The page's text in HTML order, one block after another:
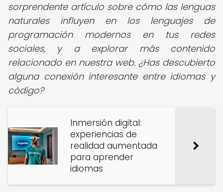
sorprendente artículo sobre cómo las lenguas
naturales influyen en los lenguajes de
programación modernos en tus redes
sociales, y a explorar más contenido
relacionado en nuestra web. ¿Has descubierto
alguna conexión interesante entre idiomas y
código?
Inmersión digital:
experiencias de
realidad aumentada
para aprender
idiomas